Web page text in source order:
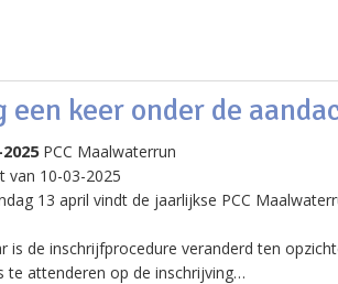
een keer onder de
PCC Maalwaterrun
van 10-03-2025
13 april vindt de jaarlijkse PCC
is de inschrijfprocedure veranderd ten
te attenderen op de inschrijving…